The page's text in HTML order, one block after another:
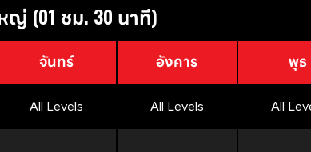
(01 ชม. 30 นาที)
จันทร์ อังคาร พุธ
All Levels All Levels All